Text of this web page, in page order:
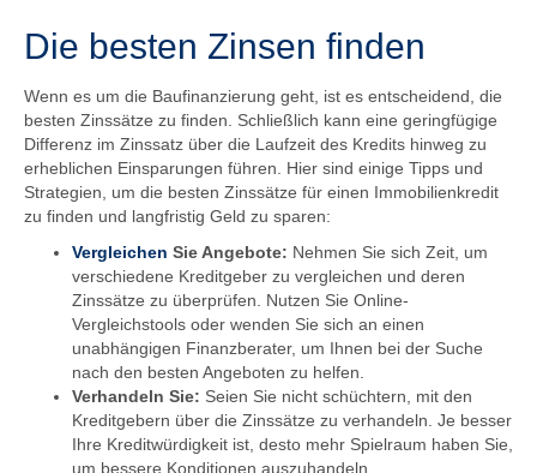
Die besten Zinsen finden
Wenn es um die Baufinanzierung geht, ist es entscheidend, die
besten Zinssätze zu finden. Schließlich kann eine geringfügige
Differenz im Zinssatz über die Laufzeit des Kredits hinweg zu
erheblichen Einsparungen führen. Hier sind einige Tipps und
Strategien, um die besten Zinssätze für einen Immobilienkredit
zu finden und langfristig Geld zu sparen:
Vergleichen Sie Angebote: Nehmen Sie sich Zeit, um
verschiedene Kreditgeber zu vergleichen und deren
Zinssätze zu überprüfen. Nutzen Sie Online-
Vergleichstools oder wenden Sie sich an einen
unabhängigen Finanzberater, um Ihnen bei der Suche
nach den besten Angeboten zu helfen.
Verhandeln Sie: Seien Sie nicht schüchtern, mit den
Kreditgebern über die Zinssätze zu verhandeln. Je besser
Ihre Kreditwürdigkeit ist, desto mehr Spielraum haben Sie,
um bessere Konditionen auszuhandeln.